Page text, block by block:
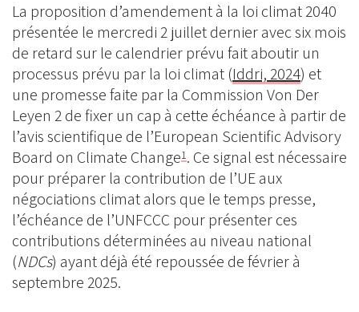
La proposition d’amendement à la loi climat 2040
présentée le mercredi 2 juillet dernier avec six mois
de retard sur le calendrier prévu fait aboutir un
processus prévu par la loi climat (Iddri, 2024) et
une promesse faite par la Commission Von Der
Leyen 2 de fixer un cap à cette échéance à partir de
l’avis scientifique de l’European Scientific Advisory
Board on Climate Change1. Ce signal est nécessaire
pour préparer la contribution de l’UE aux
négociations climat alors que le temps presse,
l’échéance de l’UNFCCC pour présenter ces
contributions déterminées au niveau national
(NDCs) ayant déjà été repoussée de février à
septembre 2025.